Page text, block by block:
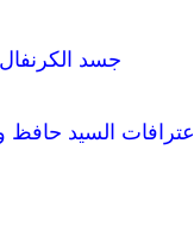
جسد
اعترافات السيد حافظ